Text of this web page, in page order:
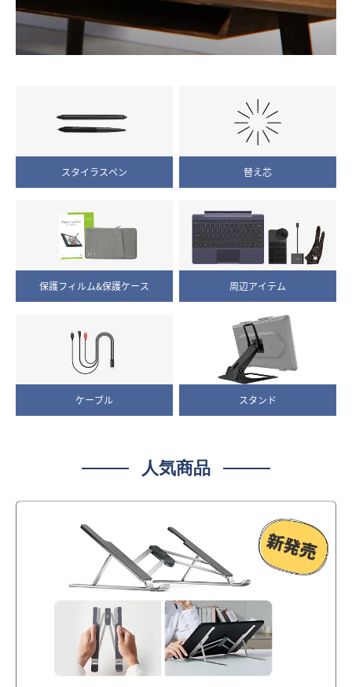
スタイラスペン 替え芯
保護フィルム&保護ケース 周辺アイテム
ケーブル スタンド
人気商品